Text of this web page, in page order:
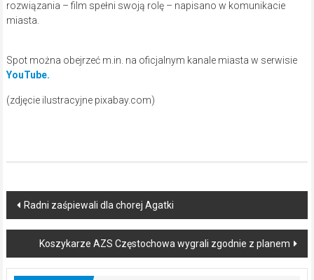
rozwiązania – film spełni swoją rolę – napisano w komunikacie
miasta.
Spot można obejrzeć m.in. na oficjalnym kanale miasta w serwisie
YouTube.
(zdjęcie ilustracyjne pixabay.com)
Post
navigation
Radni zaśpiewali dla chorej Agatki
Koszykarze AZS Częstochowa wygrali zgodnie z planem